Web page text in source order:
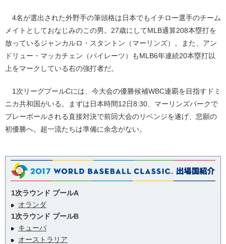
4名が選出された外野手の筆頭格は日本でもイチロー選手のチーム
メイトとしておなじみのこの男。27歳にしてMLB通算208本塁打を
放っているジャンカルロ・スタントン（マーリンズ）。また、アン
ドリュー・マッカチェン（パイレーツ）もMLB6年連続20本塁打以
上をマークしている右の強打者だ。
1次リーグプールCには、今大会の優勝候補WBC連覇を目指すドミ
ニカ共和国がいる。まずは日本時間12日8:30、マーリンズパークで
プレーボールされる直接対決で前回大会のリベンジを遂げ、悲願の
初優勝へ。超一流たちは準備に余念がない。
1次ラウンド プールA
オランダ
1次ラウンド プールB
キューバ
オーストラリア